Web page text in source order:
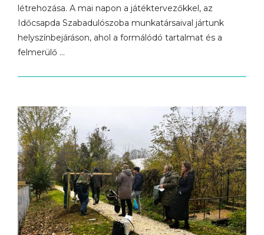
létrehozása. A mai napon a játéktervezőkkel, az
Időcsapda Szabadulószoba munkatársaival jártunk
helyszínbejáráson, ahol a formálódó tartalmat és a
felmerülő …